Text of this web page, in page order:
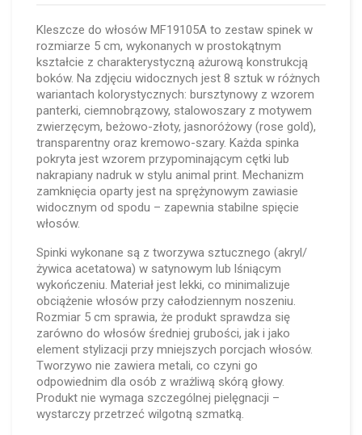
Kleszcze do włosów MF19105A to zestaw spinek w
rozmiarze 5 cm, wykonanych w prostokątnym
kształcie z charakterystyczną ażurową konstrukcją
boków. Na zdjęciu widocznych jest 8 sztuk w różnych
wariantach kolorystycznych: bursztynowy z wzorem
panterki, ciemnobrązowy, stalowoszary z motywem
zwierzęcym, beżowo-złoty, jasnoróżowy (rose gold),
transparentny oraz kremowo-szary. Każda spinka
pokryta jest wzorem przypominającym cętki lub
nakrapiany nadruk w stylu animal print. Mechanizm
zamknięcia oparty jest na sprężynowym zawiasie
widocznym od spodu – zapewnia stabilne spięcie
włosów.
Spinki wykonane są z tworzywa sztucznego (akryl/
żywica acetatowa) w satynowym lub lśniącym
wykończeniu. Materiał jest lekki, co minimalizuje
obciążenie włosów przy całodziennym noszeniu.
Rozmiar 5 cm sprawia, że produkt sprawdza się
zarówno do włosów średniej grubości, jak i jako
element stylizacji przy mniejszych porcjach włosów.
Tworzywo nie zawiera metali, co czyni go
odpowiednim dla osób z wrażliwą skórą głowy.
Produkt nie wymaga szczególnej pielęgnacji –
wystarczy przetrzeć wilgotną szmatką.